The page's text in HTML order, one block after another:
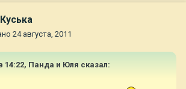
24 августа, 2011
14:22, Панда и Юля сказал: